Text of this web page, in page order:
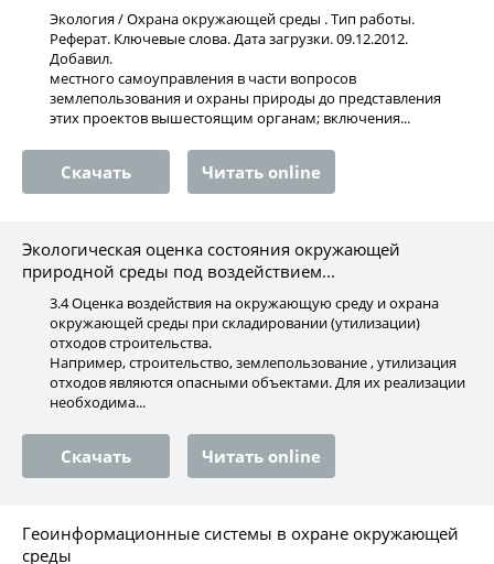
Экология / Охрана окружающей среды . Тип работы.
Реферат. Ключевые слова. Дата загрузки. 09.12.2012.
Добавил.
местного самоуправления в части вопросов
землепользования и охраны природы до представления
этих проектов вышестоящим органам; включения...
Скачать Читать online
Экологическая оценка состояния окружающей
природной среды под воздействием...
3.4 Оценка воздействия на окружающую среду и охрана
окружающей среды при складировании (утилизации)
отходов строительства.
Например, строительство, землепользование , утилизация
отходов являются опасными объектами. Для их реализации
необходима...
Скачать Читать online
Геоинформационные системы в охране окружающей
среды